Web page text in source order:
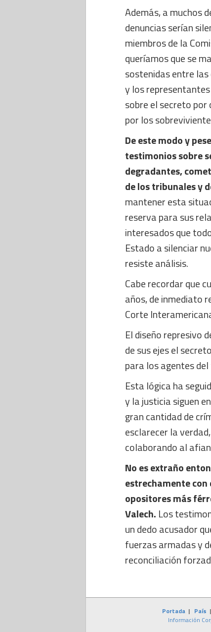
Además, a muchos
denuncias serían
miembros de la
queríamos que se
sostenidas entre
y los
sobre el secreto
por los
De este modo y
testimonios sobre
degradantes,
de los tribunales y
mantener esta
reserva para sus
interesados que
Estado a silenciar
resiste análisis.
Cabe recordar que
años, de inmediato
Corte
El diseño represivo
de sus ejes el
para los agentes
Esta lógica ha
y la justicia siguen
gran cantidad de
esclarecer la
colaborando al
No es extraño
estrechamente con
opositores más
Valech. Los
un dedo acusador
fuerzas armadas y
reconciliación
Portada| País |
Información